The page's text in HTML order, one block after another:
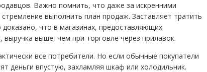
Важно помнить, что даже за искренними
выполнить план продаж. Заставляет тратить
что в магазинах, предоставляющих
выше, чем при торговле через прилавок.
все потребители. Но если обычные покупатели
деньги впустую, захламляя шкаф или холодильник.